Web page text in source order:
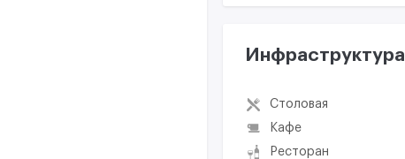
Инфраструктура
Столовая
Кафе
Ресторан